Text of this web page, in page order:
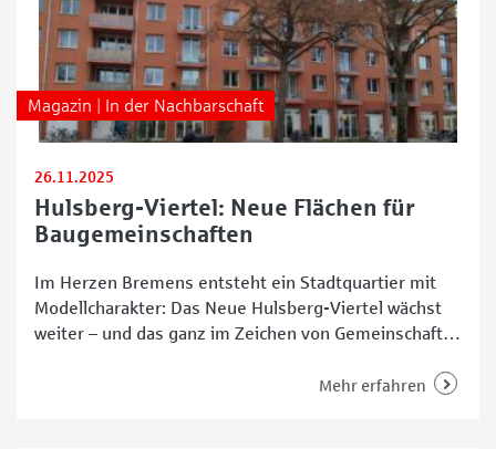
Magazin | In der Nachbarschaft
26.11.2025
Hulsberg-Viertel: Neue Flächen für
Baugemeinschaften
Im Herzen Bremens entsteht ein Stadtquartier mit
Modellcharakter: Das Neue Hulsberg-Viertel wächst
weiter – und das ganz im Zeichen von Gemeinschaft,
Grundstücksentwicklungsgesellschaft Klinikum
Mehr erfahren